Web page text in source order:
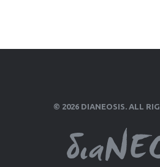
© 2026 DIANEOSIS. ALL